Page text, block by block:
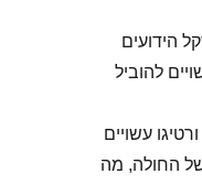
הידועים
להוביל
עשויים
של החולה, מה